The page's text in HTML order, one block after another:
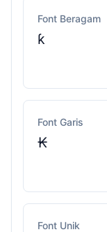
Font Beragam
ƙ
Font Garis
₭
Font Unik